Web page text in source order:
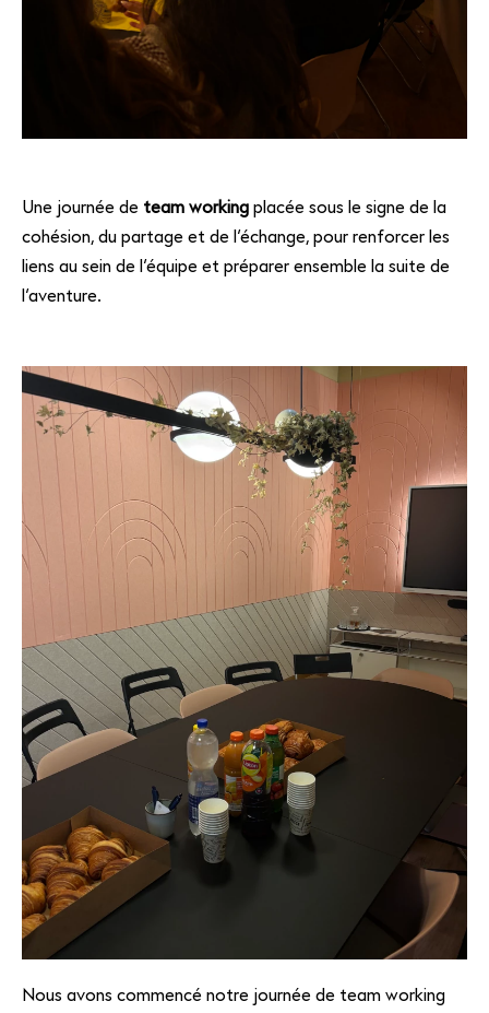
FR
Une journée de team workingplacée sous le signe de la
cohésion, du partage et de l’échange, pour renforcer les
liens au sein de l’équipe et préparer ensemble la suite de
l’aventure.
Nous avons commencé notre journée de team working